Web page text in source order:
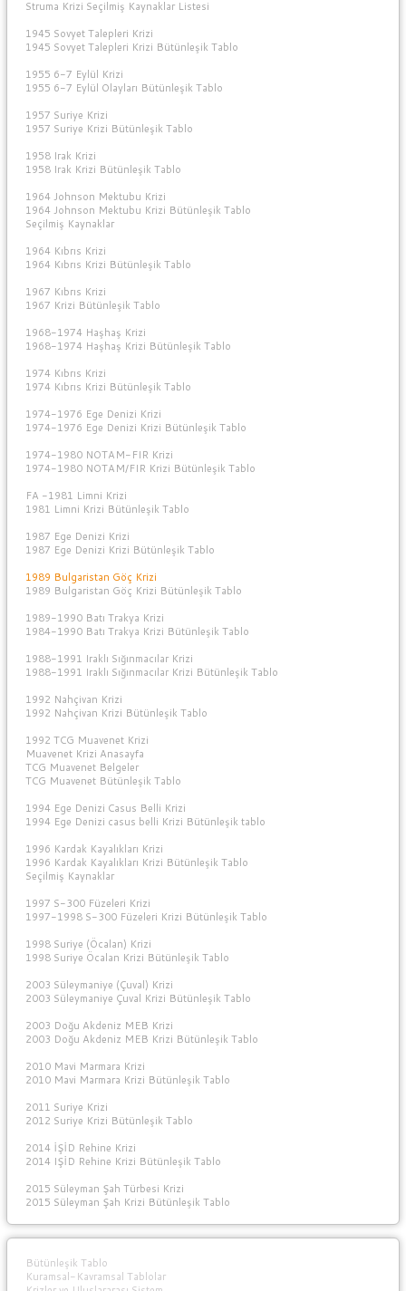
Struma Krizi Seçilmiş Kaynaklar Listesi
1945 Sovyet Talepleri Krizi
1945 Sovyet Talepleri Krizi Bütünleşik Tablo
1955 6-7 Eylül Krizi
1955 6-7 Eylül Olayları Bütünleşik Tablo
1957 Suriye Krizi
1957 Suriye Krizi Bütünleşik Tablo
1958 Irak Krizi
1958 Irak Krizi Bütünleşik Tablo
1964 Johnson Mektubu Krizi
1964 Johnson Mektubu Krizi Bütünleşik Tablo
Seçilmiş Kaynaklar
1964 Kıbrıs Krizi
1964 Kıbrıs Krizi Bütünleşik Tablo
1967 Kıbrıs Krizi
1967 Krizi Bütünleşik Tablo
1968-1974 Haşhaş Krizi
1968-1974 Haşhaş Krizi Bütünleşik Tablo
1974 Kıbrıs Krizi
1974 Kıbrıs Krizi Bütünleşik Tablo
1974-1976 Ege Denizi Krizi
1974-1976 Ege Denizi Krizi Bütünleşik Tablo
1974-1980 NOTAM-FIR Krizi
1974-1980 NOTAM/FIR Krizi Bütünleşik Tablo
FA -1981 Limni Krizi
1981 Limni Krizi Bütünleşik Tablo
1987 Ege Denizi Krizi
1987 Ege Denizi Krizi Bütünleşik Tablo
1989 Bulgaristan Göç Krizi
1989 Bulgaristan Göç Krizi Bütünleşik Tablo
1989-1990 Batı Trakya Krizi
1984-1990 Batı Trakya Krizi Bütünleşik Tablo
1988-1991 Iraklı Sığınmacılar Krizi
1988-1991 Iraklı Sığınmacılar Krizi Bütünleşik Tablo
1992 Nahçivan Krizi
1992 Nahçivan Krizi Bütünleşik Tablo
1992 TCG Muavenet Krizi
Muavenet Krizi Anasayfa
TCG Muavenet Belgeler
TCG Muavenet Bütünleşik Tablo
1994 Ege Denizi Casus Belli Krizi
1994 Ege Denizi casus belli Krizi Bütünleşik tablo
1996 Kardak Kayalıkları Krizi
1996 Kardak Kayalıkları Krizi Bütünleşik Tablo
Seçilmiş Kaynaklar
1997 S-300 Füzeleri Krizi
1997-1998 S-300 Füzeleri Krizi Bütünleşik Tablo
1998 Suriye (Öcalan) Krizi
1998 Suriye Öcalan Krizi Bütünleşik Tablo
2003 Süleymaniye (Çuval) Krizi
2003 Süleymaniye Çuval Krizi Bütünleşik Tablo
2003 Doğu Akdeniz MEB Krizi
2003 Doğu Akdeniz MEB Krizi Bütünleşik Tablo
2010 Mavi Marmara Krizi
2010 Mavi Marmara Krizi Bütünleşik Tablo
2011 Suriye Krizi
2012 Suriye Krizi Bütünleşik Tablo
2014 İŞİD Rehine Krizi
2014 IŞİD Rehine Krizi Bütünleşik Tablo
2015 Süleyman Şah Türbesi Krizi
2015 Süleyman Şah Krizi Bütünleşik Tablo
Bütünleşik Tablo
Kuramsal-Kavramsal Tablolar